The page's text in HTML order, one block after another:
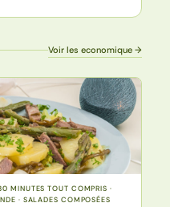
Voir les economique →
MINUTES TOUT COMPRIS ·
· SALADES COMPOSÉES